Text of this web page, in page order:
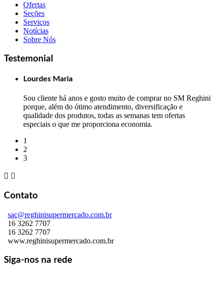
Ofertas
Seções
Serviços
Notícias
Sobre Nós
Testemonial
Lourdes Maria
Sou cliente há anos e gosto muito de comprar no SM Reghini
porque, além do ótimo atendimento, diversificação e
qualidade dos produtos, todas as semanas tem ofertas
especiais o que me proporciona economia.
1
2
3
 
Contato
sac@reghinisupermercado.com.br
16 3262 7707
16 3262 7707
www.reghinisupermercado.com.br
Siga-nos na rede